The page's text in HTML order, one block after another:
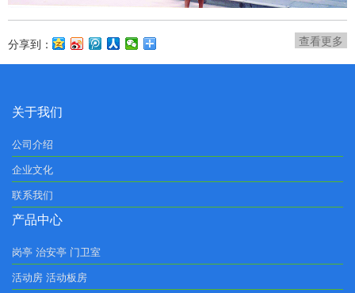
查看更多
分享到：
关于我们
公司介绍
企业文化
联系我们
产品中心
岗亭 治安亭 门卫室
活动房 活动板房